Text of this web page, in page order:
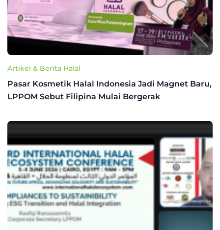
Artikel & Berita Halal
Pasar Kosmetik Halal Indonesia Jadi Magnet Baru,
LPPOM Sebut Filipina Mulai Bergerak